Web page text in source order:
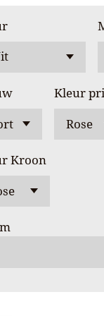
Kleur
Kroon